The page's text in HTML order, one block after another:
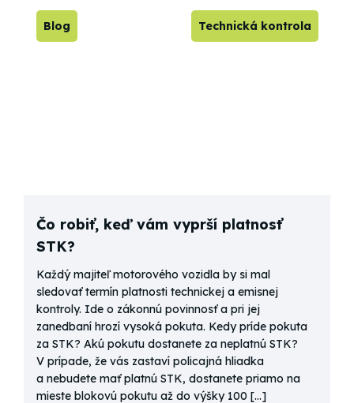
Blog Technická kontrola
Čo robiť, keď vám vyprší platnosť
STK?
Každý majiteľ motorového vozidla by si mal
sledovať termín platnosti technickej a emisnej
kontroly. Ide o zákonnú povinnosť a pri jej
zanedbaní hrozí vysoká pokuta. Kedy príde pokuta
za STK? Akú pokutu dostanete za neplatnú STK?
V prípade, že vás zastaví policajná hliadka
a nebudete mať platnú STK, dostanete priamo na
mieste blokovú pokutu až do výšky 100 […]